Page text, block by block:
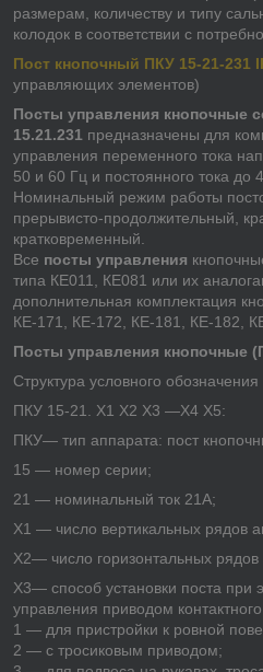
размерам, количеству и типу
колодок в соответствии с
Пост кнопочный ПКУ 15-21-231
управляющих элементов)
Посты управления кнопочные
15.21.231 предназначены для
управления переменного тока
50 и 60 Гц и постоянного тока до
Номинальный режим работы
прерывисто-продолжительный,
кратковременный.
Все посты управления
типа КЕ011, КЕ081 или их
дополнительная комплектация
КЕ-171, КЕ-172, КЕ-181, КЕ-182,
Посты управления кнопочные
Структура условного обозначения
ПКУ 15-21. Х1 Х2 Х3 —Х4 Х5:
ПКУ— тип аппарата: пост
15 — номер серии;
21 — номинальный ток 21А;
Х1 — число вертикальных рядов
Х2— число горизонтальных
Х3— способ установки поста при
управления приводом
1 — для пристройки к ровной
2 — с тросиковым приводом;